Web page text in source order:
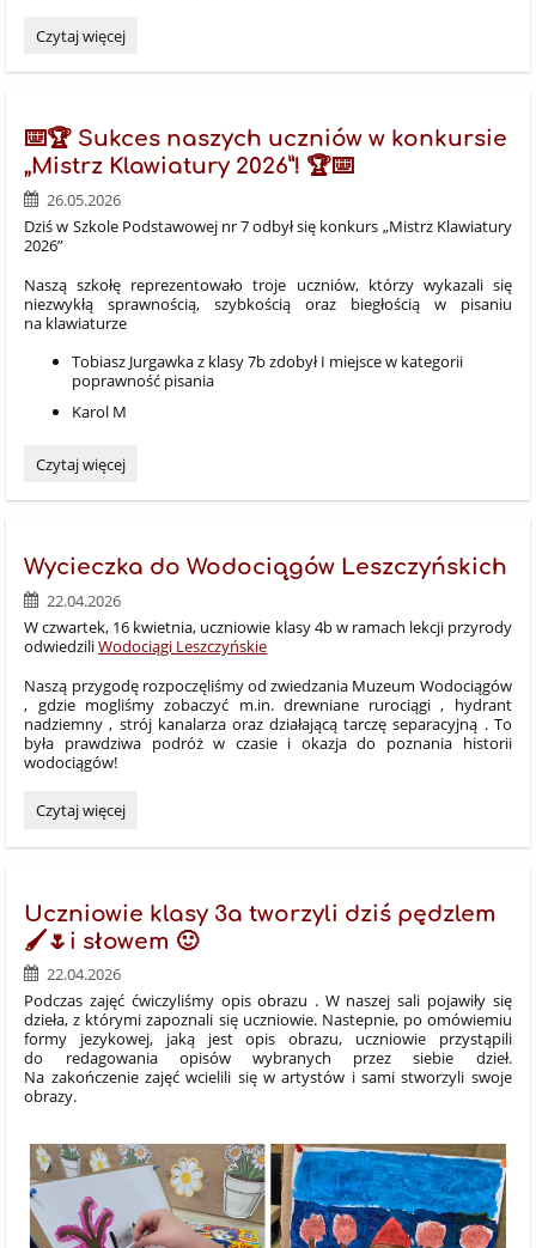
📚
w
klasie
6A
na
matematyce!
✨
📚:
Czytaj więcej
⌨️🏆 Sukces naszych uczniów w konkursie
„Mistrz Klawiatury 2026”! 🏆⌨️
26.05.2026
Dziś w Szkole Podstawowej nr 7 odbył się konkurs „Mistrz Klawiatury
2026”
Naszą szkołę reprezentowało troje uczniów, którzy wykazali się
niezwykłą sprawnością, szybkością oraz biegłością w pisaniu
na klawiaturze
Tobiasz Jurgawka z klasy 7b zdobył I miejsce w kategorii
poprawność pisania
Karol M
⌨️
uczniów
w
konkursie
„Mistrz
Klawiatury
🏆
⌨️:
Czytaj więcej
Wycieczka do Wodociągów Leszczyńskich
22.04.2026
W czwartek, 16 kwietnia, uczniowie klasy 4b w ramach lekcji przyrody
odwiedziliWodociągi Leszczyńskie
Naszą przygodę rozpoczęliśmy od zwiedzania Muzeum Wodociągów
, gdzie mogliśmy zobaczyć m.in. drewniane rurociągi , hydrant
nadziemny , strój kanalarza oraz działającą tarczę separacyjną . To
była prawdziwa podróż w czasie i okazja do poznania historii
wodociągów!
Wycieczka
Wodociągów
Czytaj więcej
Uczniowie klasy 3a tworzyli dziś pędzlem
🖌🌷i słowem 🙂
22.04.2026
Podczas zajęć ćwiczyliśmy opis obrazu . W naszej sali pojawiły się
dzieła, z którymi zapoznali się uczniowie. Nastepnie, po omówiemiu
formy jezykowej, jaką jest opis obrazu, uczniowie przystąpili
do redagowania opisów wybranych przez siebie dzieł.
Na zakończenie zajęć wcielili się w artystów i sami stworzyli swoje
obrazy.